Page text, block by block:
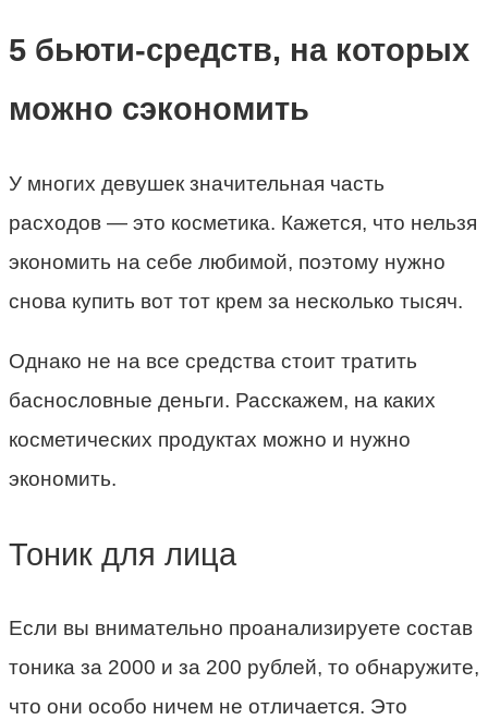
5 бьюти-средств, на которых
можно сэкономить
У многих девушек значительная часть
расходов — это косметика. Кажется, что нельзя
экономить на себе любимой, поэтому нужно
снова купить вот тот крем за несколько тысяч.
Однако не на все средства стоит тратить
баснословные деньги. Расскажем, на каких
косметических продуктах можно и нужно
экономить.
Тоник для лица
Если вы внимательно проанализируете состав
тоника за 2000 и за 200 рублей, то обнаружите,
что они особо ничем не отличается. Это